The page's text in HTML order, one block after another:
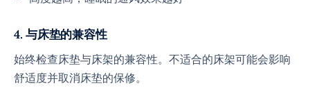
4. 与床垫的兼容性
始终检查床垫与床架的兼容性。不适合的床架可能会影响
舒适度并取消床垫的保修。